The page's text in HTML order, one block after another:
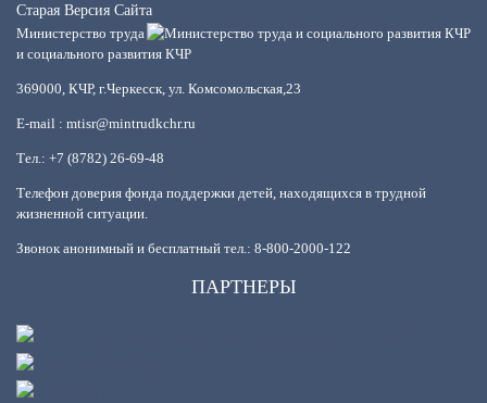
Старая Версия Сайта
Министерство труда
и социального развития КЧР
369000, КЧР, г.Черкесск, ул. Комсомольская,23
E-mail : mtisr@mintrudkchr.ru
Тел.: +7 (8782) 26-69-48
Телефон доверия фонда поддержки детей, находящихся в трудной
жизненной ситуации.
Звонок анонимный и бесплатный тел.: 8-800-2000-122
ПАРТНЕРЫ